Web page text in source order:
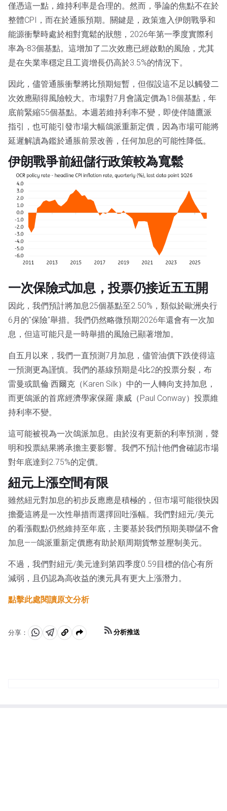
僅憑這一點，維持利率是合理的。然而，爭論的焦點不在於
整體CPI，而在於通脹預期。關鍵是，政策進入伊朗戰爭和
能源衝擊時處於相對寬鬆的狀態，2026年第一季度實際利
率為-83個基點。這增加了二次效應已經啟動的風險，尤其
是在失業率穩定且工資增長仍高於3.5%的情況下。
因此，儘管通脹衝擊將比預期短暫，但假設這不足以觸發二
次效應顯得風險較大。市場對7月會議定價為18個基點，年
底前緊縮55個基點。本週若維持利率不變，即使伴隨鷹派
指引，也可能引發市場大幅鴿派重新定價，因為市場可能將
延遲解讀為鑑於通脹前景改善，任何加息的可能性降低。
伊朗戰爭前紐儲行政策較為寬鬆
一次保險式加息，投票仍接近五五開
因此，我們預計將加息25個基點至2.50%，類似於歐洲央行
6月的"保險"舉措。我們仍然略微預期2026年還會有一次加
息，但這可能只是一時舉措的風險已顯著增加。
自五月以來，我們一直預測7月加息，儘管油價下跌使得這
一預測更為謹慎。我們的基線預期是4比2的投票分裂，布
雷曼或凱倫·西爾克（Karen Silk）中的一人轉向支持加息，
而更鴿派的首席經濟學家保羅·康威（Paul Conway）投票維
持利率不變。
這可能被視為一次鴿派加息。由於沒有更新的利率預測，聲
明和投票結果將承擔主要影響。我們不預計他們會確認市場
對年底達到2.75%的定價。
紐元上漲空間有限
雖然紐元對加息的初步反應應是積極的，但市場可能很快因
擔憂這將是一次性舉措而選擇回吐漲幅。我們對紐元/美元
的看漲觀點仍然維持至年底，主要基於我們預期美聯儲不會
加息——鴿派重新定價應有助於順周期貨幣並壓制美元。
不過，我們對紐元/美元達到第四季度0.59目標的信心有所
減弱，且仍認為高收益的澳元具有更大上漲潛力。
點擊此處閱讀原文分析
分享：
分 分 複
分析推送